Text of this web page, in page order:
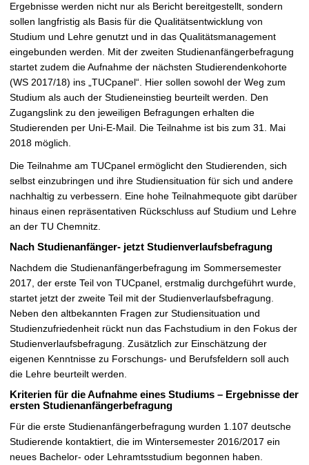
ß
e
r
n
Ergebnisse werden nicht nur als Bericht bereitgestellt, sondern
sollen langfristig als Basis für die Qualitätsentwicklung von
Studium und Lehre genutzt und in das Qualitätsmanagement
eingebunden werden. Mit der zweiten Studienanfängerbefragung
startet zudem die Aufnahme der nächsten Studierendenkohorte
(WS 2017/18) ins „TUCpanel“. Hier sollen sowohl der Weg zum
Studium als auch der Studieneinstieg beurteilt werden. Den
Zugangslink zu den jeweiligen Befragungen erhalten die
Studierenden per Uni-E-Mail. Die Teilnahme ist bis zum 31. Mai
2018 möglich.
Die Teilnahme am TUCpanel ermöglicht den Studierenden, sich
selbst einzubringen und ihre Studiensituation für sich und andere
nachhaltig zu verbessern. Eine hohe Teilnahmequote gibt darüber
hinaus einen repräsentativen Rückschluss auf Studium und Lehre
an der TU Chemnitz.
Nach Studienanfänger- jetzt Studienverlaufsbefragung
Nachdem die Studienanfängerbefragung im Sommersemester
2017, der erste Teil von TUCpanel, erstmalig durchgeführt wurde,
startet jetzt der zweite Teil mit der Studienverlaufsbefragung.
Neben den altbekannten Fragen zur Studiensituation und
Studienzufriedenheit rückt nun das Fachstudium in den Fokus der
Studienverlaufsbefragung. Zusätzlich zur Einschätzung der
eigenen Kenntnisse zu Forschungs- und Berufsfeldern soll auch
die Lehre beurteilt werden.
Kriterien für die Aufnahme eines Studiums – Ergebnisse der
ersten Studienanfängerbefragung
Für die erste Studienanfängerbefragung wurden 1.107 deutsche
Studierende kontaktiert, die im Wintersemester 2016/2017 ein
neues Bachelor- oder Lehramtsstudium begonnen haben.